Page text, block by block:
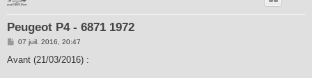
Peugeot P4 - 6871 1972
M
s
07 juil. 2016, 20:47
Avant (21/03/2016) :